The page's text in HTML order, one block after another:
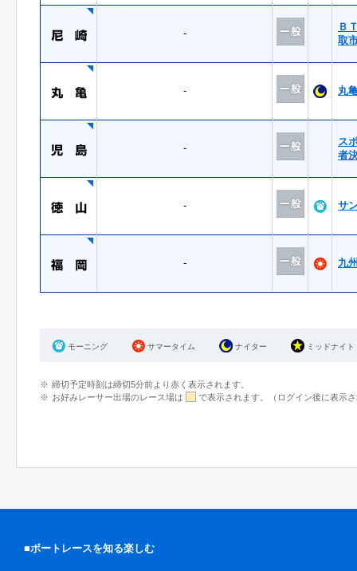
-
Ｂ
取
- 丸
-
ス
者
- サ
- 九
モーニング サマータイム ナイター ミッドナイト
締切予定時刻は締切5分前より赤く表示されます。
お好みレーサー出場のレース場は
で表示されます。（ログイン後に表示
■ボートレースを知る楽しむ